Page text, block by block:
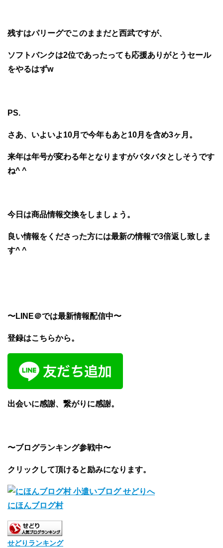
残すはパリーグでこのままだと西武ですが、
ソフトバンクは2位であったっても応援ありがとうセール
をやるはずw
PS.
さあ、いよいよ10月で今年もあと10月を含め3ヶ月。
来年は年号が変わる年となりますがバタバタとしそうです
ね^ ^
今日は商品情報交換をしましょう。
良い情報をくださった方には最新の情報で3倍返し致しま
す^ ^
〜LINE＠では最新情報配信中〜
登録はこちらから。
出会いに感謝、繋がりに感謝。
〜ブログランキング参戦中〜
クリックして頂けると励みになります。
にほんブログ村
せどりランキング